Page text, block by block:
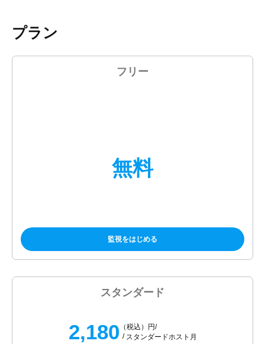
プラン
フリー
無料
監視をはじめる
スタンダード
2,180 （税込）円/
スタンダードホスト月